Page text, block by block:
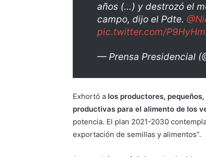
años (…) y destrozó el
campo, dijo el Pdte.
pic.twitter.com/
— Prensa Presidencial
Exhortó a los productores,
productivas para el alimento de los
potencia. El plan 2021-2030
exportación de semillas y alimentos”.